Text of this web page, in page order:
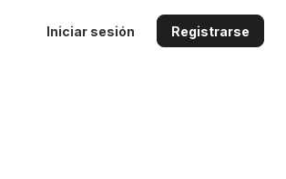
Iniciar sesión Registrarse